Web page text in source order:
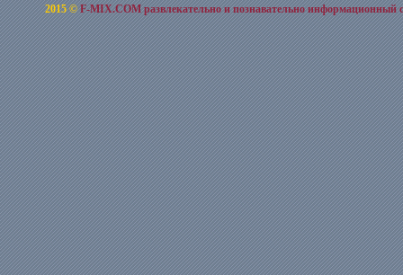
2015 ©F-MIX.COM развлекательно и познавательно информационный